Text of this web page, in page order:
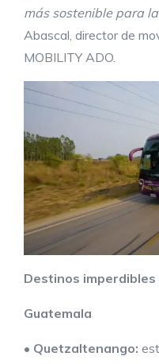
más sostenible para
Abascal, director de
MOBILITY ADO.
Destinos
Guatemala
• Quetzaltenango: